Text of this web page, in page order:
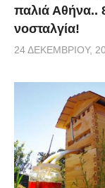
παλιά Αθήνα..
νοσταλγία!
24 ΔΕΚΕΜΒΡΊΟΥ,